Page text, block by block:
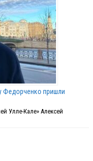
Федорченко пришли
Улле-Кале» Алексей